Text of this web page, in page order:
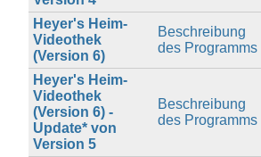
Heyer's Heim-
Videothek
(Version 6)
Beschreibung
des Programms
Heyer's Heim-
Videothek
(Version 6) -
Update* von
Version 5
Beschreibung
des Programms